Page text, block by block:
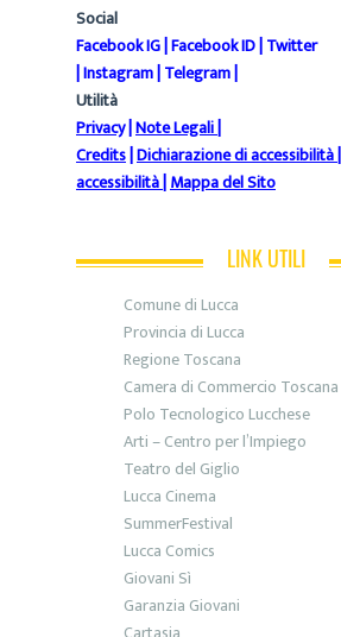
Social
Facebook IG|Facebook ID|Twitter
|Instagram|Telegram|
Utilità
Privacy|Note Legali|
Credits|Dichiarazione di accessibilità|
accessibilità|Mappa del Sito
LINK UTILI
Comune di Lucca
Provincia di Lucca
Regione Toscana
Camera di Commercio
Polo Tecnologico Lucchese
Arti – Centro per l’Impiego
Teatro del Giglio
Lucca Cinema
SummerFestival
Lucca Comics
Giovani Sì
Garanzia Giovani